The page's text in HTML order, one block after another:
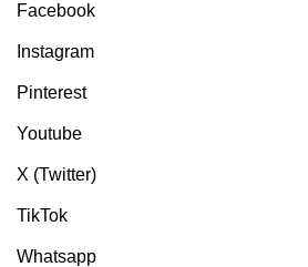
Facebook
Instagram
Pinterest
Youtube
X (Twitter)
TikTok
Whatsapp